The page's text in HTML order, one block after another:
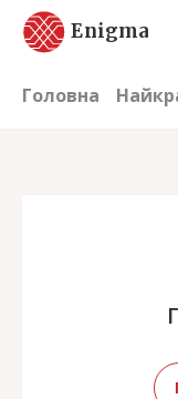
Enigma
Головна